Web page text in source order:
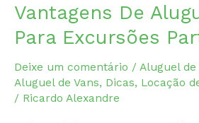
Vantagens De
Para Excursões
Deixe um comentário / Aluguel
Aluguel de Vans, Dicas, Locação
/ Ricardo Alexandre